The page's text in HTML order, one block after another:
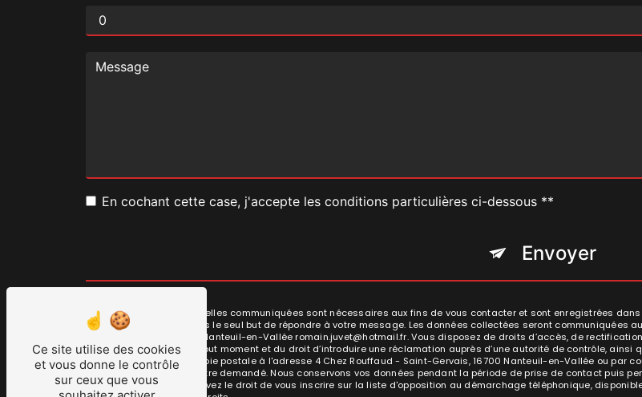
En cochant cette case, j'accepte les conditions particulières ci-dessous **
Envoyer
** Les données personnelles communiquées sont nécessaires aux fins de vous contacter et sont enregistrées
ses sous-traitants dans le seul but de répondre à votre message. Les données collectées seront communiquées
- Saint-Gervais, 16700 Nanteuil-en-Vallée romain.juvet@hotmail.fr. Vous disposez de droits d’accès, de
votre consentement à tout moment et du droit d’introduire une réclamation auprès d’une autorité de contrôle, ainsi
exercer ces droits par voie postale à l'adresse 4 Chez Rouffaud - Saint-Gervais, 16700 Nanteuil-en-Vallée ou par
d'identité pourra vous être demandé. Nous conservons vos données pendant la période de prise de contact puis
des contentieux. Vous avez le droit de vous inscrire sur la liste d'opposition au démarchage téléphonique,
Ce site utilise des cookies
et vous donne le contrôle
sur ceux que vous